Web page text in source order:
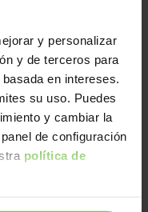
y personalizar
y de terceros para
en intereses.
su uso. Puedes
y cambiar la
de configuración
política de
24.990€